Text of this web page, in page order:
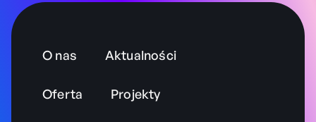
O nas Aktualności
Oferta Projekty